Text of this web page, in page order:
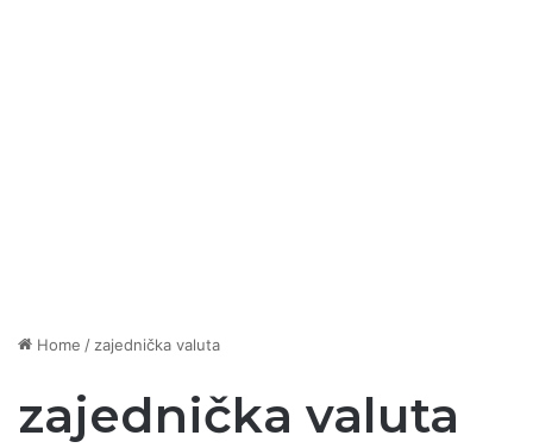
Home / zajednička valuta
zajednička valuta